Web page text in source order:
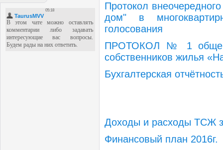
Протокол
дом" в
голосования
ПРОТОКОЛ № 1 общего
собственников жилья
Бухгалтерская
Доходы и расходы ТСЖ
Финансовый план 2016г.